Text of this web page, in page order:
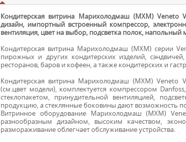
Кондитерская витрина Марихолодмаш (МХМ) Veneto
дизайн, импортный встроенный компрессор,
вентиляция, цвет на выбор, подсветка полок, напольный
Кондитерская витрина Марихолодмаш (МХМ) серии
пирожных и других кондитерских изделий,
ресторанов, баров и кофеен, а также кондитерских и
Кондитерская витрина Марихолодмаш (МХМ) Veneto
(см.цвет модели), комплектуется компрессором
стеклопакетом, принудительной вентиляцией,
продукцию, а стеклянные боковины дают возможность
Витринное оборудование Марихолодмаш (МХМ)
разнообразным дизайном, высоким качеством,
размораживание облегчает обслуживание устройства.